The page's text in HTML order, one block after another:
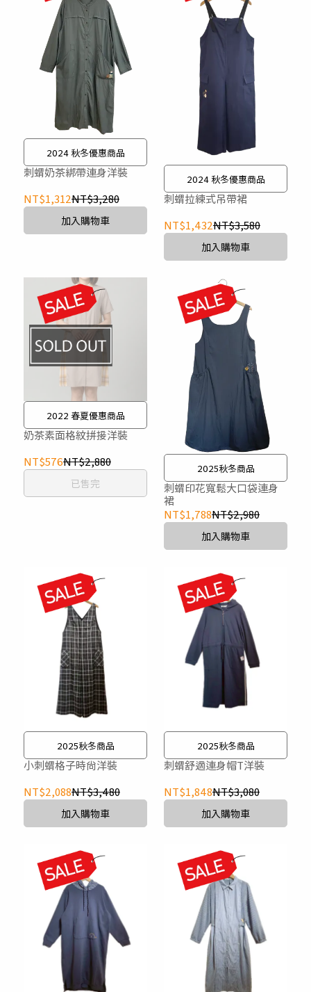
2024 秋冬優惠商品
刺蝟奶茶綁帶連身洋裝
NT$1,312NT$3,280
加入購物車
2024 秋冬優惠商品
刺蝟拉練式吊帶裙
NT$1,432NT$3,580
加入購物車
2022 春夏優惠商品
奶茶素面格紋拼接洋裝
NT$576NT$2,880
已售完
2025秋冬商品
刺蝟印花寬鬆大口袋連身
裙
NT$1,788NT$2,980
加入購物車
2025秋冬商品
小刺蝟格子時尚洋裝
NT$2,088NT$3,480
加入購物車
2025秋冬商品
刺蝟舒適連身帽T洋裝
NT$1,848NT$3,080
加入購物車